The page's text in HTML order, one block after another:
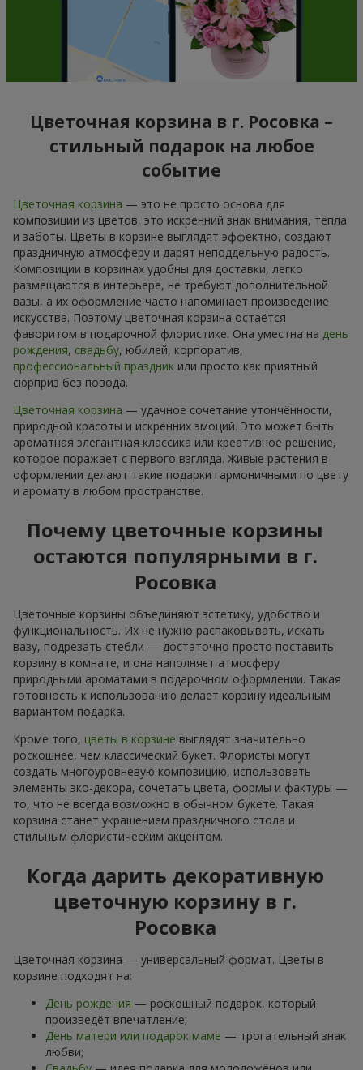
Цветочная корзина в г. Росовка –
стильный подарок на любое
событие
Цветочная корзина — это не просто основа для
композиции из цветов, это искренний знак внимания, тепла
и заботы. Цветы в корзине выглядят эффектно, создают
праздничную атмосферу и дарят неподдельную радость.
Композиции в корзинах удобны для доставки, легко
размещаются в интерьере, не требуют дополнительной
вазы, а их оформление часто напоминает произведение
искусства. Поэтому цветочная корзина остаётся
фаворитом в подарочной флористике. Она уместна на день
рождения, свадьбу, юбилей, корпоратив,
профессиональный праздник или просто как приятный
сюрприз без повода.
Цветочная корзина — удачное сочетание утончённости,
природной красоты и искренних эмоций. Это может быть
ароматная элегантная классика или креативное решение,
которое поражает с первого взгляда. Живые растения в
оформлении делают такие подарки гармоничными по цвету
и аромату в любом пространстве.
Почему цветочные корзины
остаются популярными в г.
Росовка
Цветочные корзины объединяют эстетику, удобство и
функциональность. Их не нужно распаковывать, искать
вазу, подрезать стебли — достаточно просто поставить
корзину в комнате, и она наполняєт атмосферу
природными ароматами в подарочном оформлении. Такая
готовность к использованию делает корзину идеальным
вариантом подарка.
Кроме того, цветы в корзине выглядят значительно
роскошнее, чем классический букет. Флористы могут
создать многоуровневую композицию, использовать
элементы эко-декора, сочетать цвета, формы и фактуры —
то, что не всегда возможно в обычном букете. Такая
корзина станет украшением праздничного стола и
стильным флористическим акцентом.
Когда дарить декоративную
цветочную корзину в г.
Росовка
Цветочная корзина — универсальный формат. Цветы в
корзине подходят на:
День рождения — роскошный подарок, который
произведёт впечатление;
День матери или подарок маме — трогательный знак
любви;